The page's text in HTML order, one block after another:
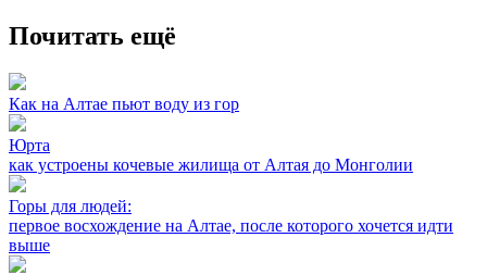
Почитать ещё
Как на Алтае пьют воду из гор
Юрта
как устроены кочевые жилища от Алтая до Монголии
Горы для людей:
первое восхождение на Алтае, после которого хочется идти
выше